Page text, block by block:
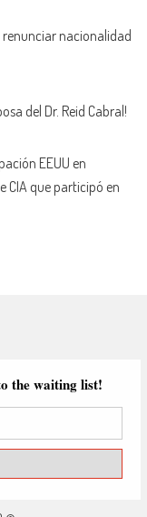
renunciar nacionalidad
del Dr. Reid Cabral!
EEUU en
CIA que participó en
the waiting list!